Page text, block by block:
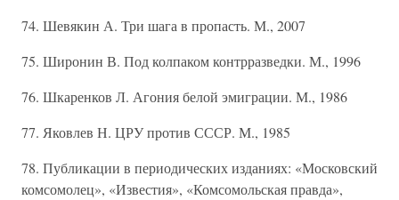
74. Шевякин А. Три шага в пропасть. М., 2007
75. Широнин В. Под колпаком контрразведки. М., 1996
76. Шкаренков Л. Агония белой эмиграции. М., 1986
77. Яковлев Н. ЦРУ против СССР. М., 1985
78. Публикации в периодических изданиях: «Московский
комсомолец», «Известия», «Комсомольская правда»,